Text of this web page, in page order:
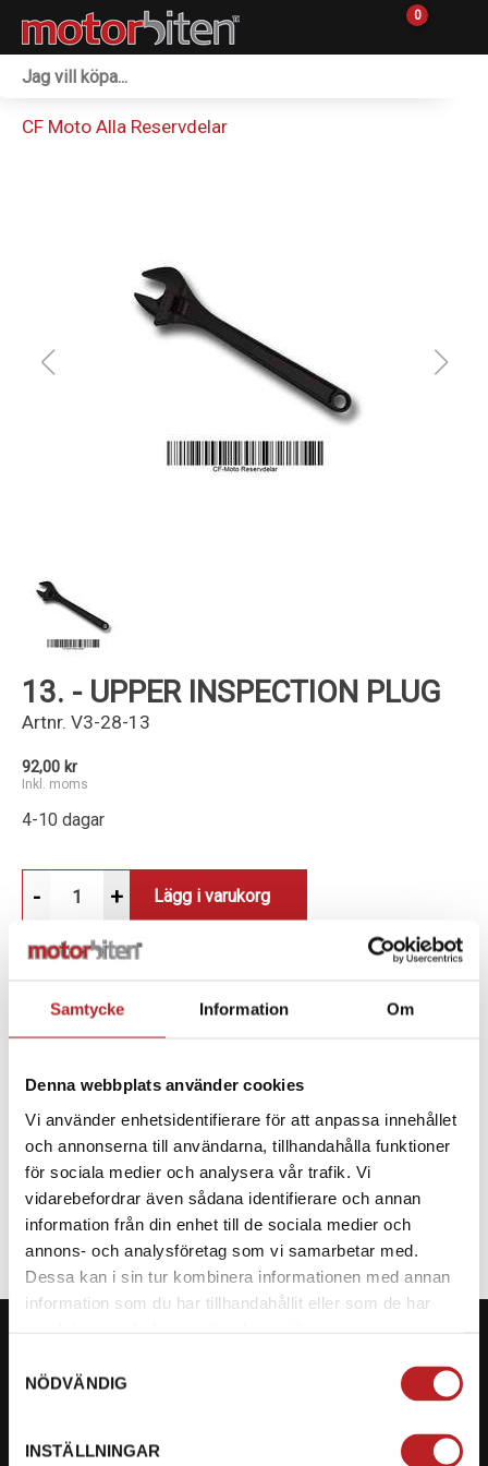
Samtycke Information Om
Denna webbplats använder cookies
Vi använder enhetsidentifierare för att anpassa innehållet
och annonserna till användarna, tillhandahålla funktioner
för sociala medier och analysera vår trafik. Vi
vidarebefordrar även sådana identifierare och annan
information från din enhet till de sociala medier och
annons- och analysföretag som vi samarbetar med.
Dessa kan i sin tur kombinera informationen med annan
information som du har tillhandahållit eller som de har
NÖDVÄNDIG
INSTÄLLNINGAR
0
Reservdelar
Sprängskisser
CF Moto Alla Reservdelar
13. - UPPER INSPECTION PLUG
Artnr. V3-28-13
92,00 kr
Inkl. moms
4-10 dagar
- + Lägg i varukorg
Reservdel till CF Moto
SPECIFIKATION
Ångra mitt köp